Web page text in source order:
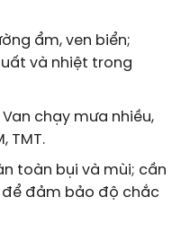
ẩm, ven biển;
và nhiệt trong
chạy mưa nhiều,
TMT.
toàn bụi và mùi; cần
để đảm bảo độ chắc